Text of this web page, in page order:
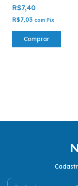
R$7,40
R$7,03 com Pix
Comprar